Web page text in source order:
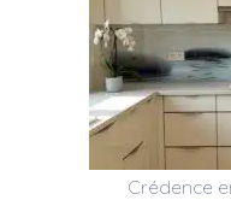
Crédence